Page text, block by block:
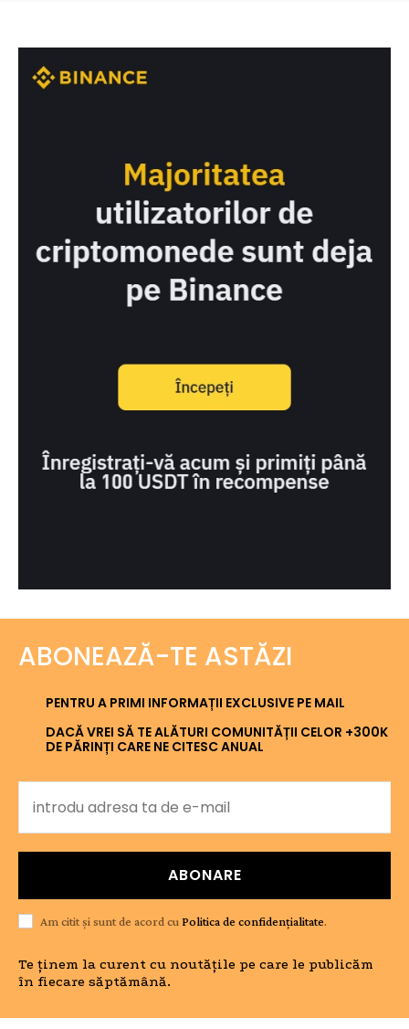
ABONEAZĂ-TE ASTĂZI
PENTRU A PRIMI INFORMAȚII EXCLUSIVE PE MAIL
DACĂ VREI SĂ TE ALĂTURI COMUNITĂȚII CELOR +300K
DE PĂRINȚI CARE NE CITESC ANUAL
ABONARE
Am citit și sunt de acord cu Politica de confidențialitate.
Te ținem la curent cu noutățile pe care le publicăm
în fiecare săptămână.